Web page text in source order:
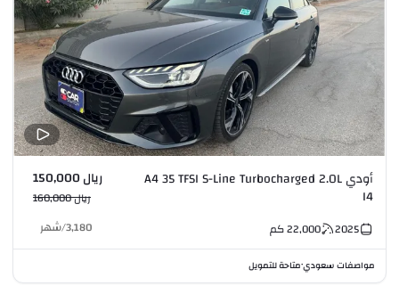
أودي A4 35 TFSI S-Line Turbocharged 2.0L
I4
ريال 150,000
ريال 160,000
2025
22,000كم 3,180
/شهر
مواصفات سعودي•متاحة للتمويل